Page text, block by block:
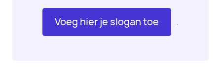
Voeg hier je slogan toe .